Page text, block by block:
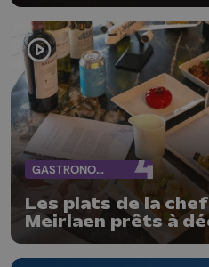
GASTRONOMIE
Les plats de la
Meirlaen prêts à